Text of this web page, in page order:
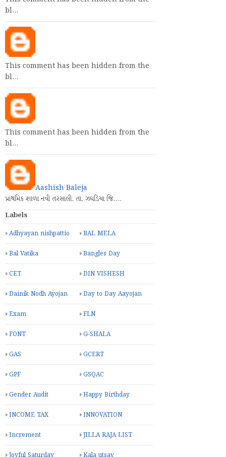
bl…
This comment has been hidden from the
bl…
This comment has been hidden from the
bl…
Aashish Baleja
પ્રાથમિક શાળા નવી તરસાલી. તા. ઝઘડિયા જિ.…
Labels
Adhyayan nishpattio BAL MELA
Bal Vatika Bangles Day
CET DIN VISHESH
Dainik Nodh Ayojan Day to Day Aayojan
Exam FLN
FONT G-SHALA
GAS GCERT
GPF GSQAC
Gender Audit Happy Birthday
INCOME TAX INNOVATION
Increment JILLA RAJA LIST
Joyful Saturday Kala utsav